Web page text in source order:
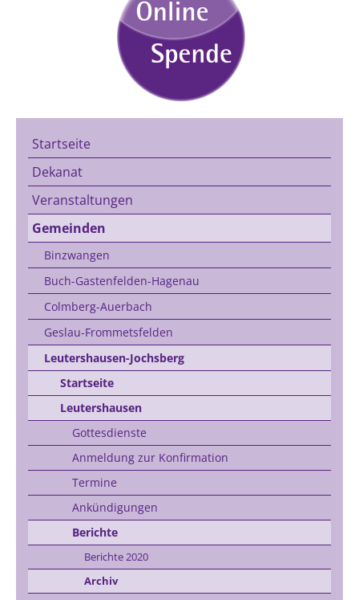
Startseite
Dekanat
Veranstaltungen
Gemeinden
Binzwangen
Buch-Gastenfelden-Hagenau
Colmberg-Auerbach
Geslau-Frommetsfelden
Leutershausen-Jochsberg
Startseite
Leutershausen
Gottesdienste
Anmeldung zur Konfirmation
Termine
Ankündigungen
Berichte
Berichte 2020
Archiv